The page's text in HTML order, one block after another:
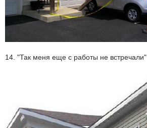
14. "Так меня еще с работы не встречали"